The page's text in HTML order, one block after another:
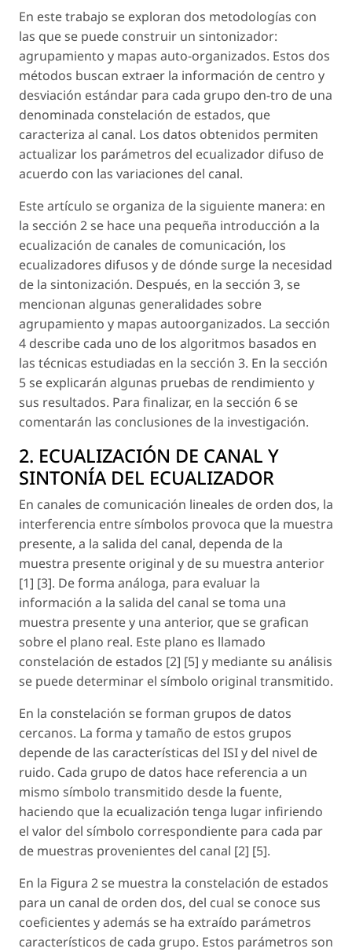
En este trabajo se exploran dos metodologías con
las que se puede construir un sintonizador:
agrupamiento y mapas auto-organizados. Estos dos
métodos buscan extraer la información de centro y
desviación estándar para cada grupo den-tro de una
denominada constelación de estados, que
caracteriza al canal. Los datos obtenidos permiten
actualizar los parámetros del ecualizador difuso de
acuerdo con las variaciones del canal.
Este artículo se organiza de la siguiente manera: en
la sección 2 se hace una pequeña introducción a la
ecualización de canales de comunicación, los
ecualizadores difusos y de dónde surge la necesidad
de la sintonización. Después, en la sección 3, se
mencionan algunas generalidades sobre
agrupamiento y mapas autoorganizados. La sección
4 describe cada uno de los algoritmos basados en
las técnicas estudiadas en la sección 3. En la sección
5 se explicarán algunas pruebas de rendimiento y
sus resultados. Para finalizar, en la sección 6 se
comentarán las conclusiones de la investigación.
2. ECUALIZACIÓN DE CANAL Y
SINTONÍA DEL ECUALIZADOR
En canales de comunicación lineales de orden dos, la
interferencia entre símbolos provoca que la muestra
presente, a la salida del canal, dependa de la
muestra presente original y de su muestra anterior
[1] [3]. De forma análoga, para evaluar la
información a la salida del canal se toma una
muestra presente y una anterior, que se grafican
sobre el plano real. Este plano es llamado
constelación de estados [2] [5] y mediante su análisis
se puede determinar el símbolo original transmitido.
En la constelación se forman grupos de datos
cercanos. La forma y tamaño de estos grupos
depende de las características del ISI y del nivel de
ruido. Cada grupo de datos hace referencia a un
mismo símbolo transmitido desde la fuente,
haciendo que la ecualización tenga lugar infiriendo
el valor del símbolo correspondiente para cada par
de muestras provenientes del canal [2] [5].
En la Figura 2 se muestra la constelación de estados
para un canal de orden dos, del cual se conoce sus
coeficientes y además se ha extraído parámetros
característicos de cada grupo. Estos parámetros son